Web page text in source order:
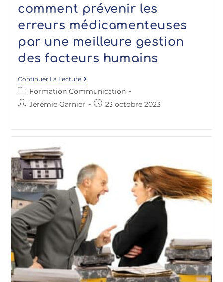
comment prévenir les
erreurs médicamenteuses
par une meilleure gestion
des facteurs humains
Continuer La Lecture
Formation Communication
Jérémie Garnier
23 octobre 2023